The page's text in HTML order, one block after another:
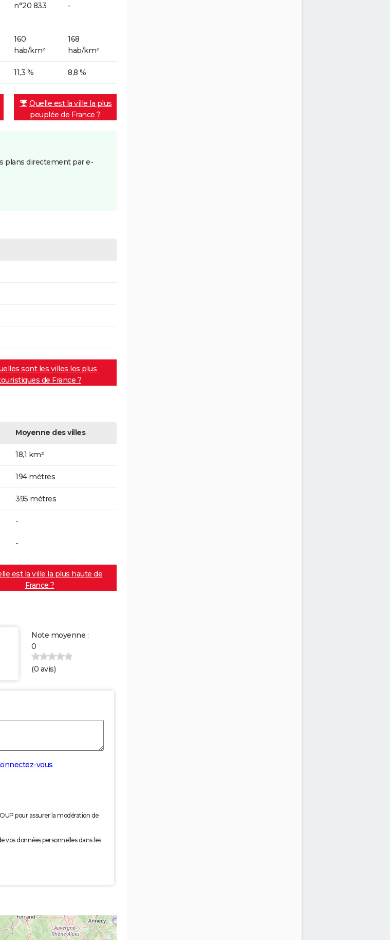
n°20 833 -
160
hab/km²
168
hab/km²
11,3 % 8,8 %
Quelle est la ville la plus
peuplée de France ?
plans directement par e-
sont les villes les plus
de France ?
Moyenne des villes
18,1 km²
194 mètres
395 mètres
-
-
est la ville la plus haute de
France ?
Note moyenne :
0
(0 avis)
vous
pour assurer la modération de
données personnelles dans les